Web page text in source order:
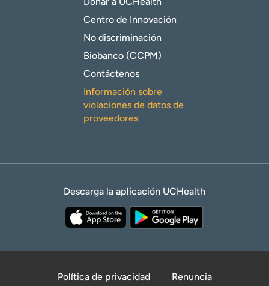
Centro de Innovación
No discriminación
Biobanco (CCPM)
Contáctenos
Información sobre
violaciones de datos de
proveedores
Descarga la aplicación UCHealth
Política de privacidad Renuncia